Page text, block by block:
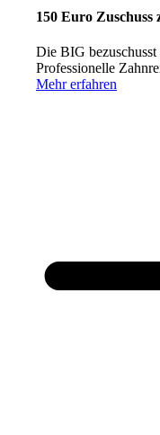
150 Euro
Die BIG
Professionelle
Mehr erfahren